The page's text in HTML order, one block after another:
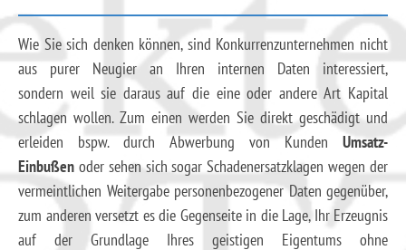
Wie Sie sich denken können, sind Konkurrenzunternehmen nicht
aus purer Neugier an Ihren internen Daten interessiert,
sondern weil sie daraus auf die eine oder andere Art Kapital
schlagen wollen. Zum einen werden Sie direkt geschädigt und
erleiden bspw. durch Abwerbung von Kunden Umsatz-
Einbußen oder sehen sich sogar Schadenersatzklagen wegen der
vermeintlichen Weitergabe personenbezogener Daten gegenüber,
zum anderen versetzt es die Gegenseite in die Lage, Ihr Erzeugnis
auf der Grundlage Ihres geistigen Eigentums ohne